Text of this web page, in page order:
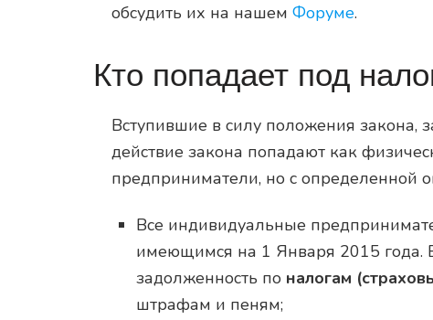
обсудить их на нашем Форуме.
Кто попадает под
Вступившие в силу положения закона,
действие закона попадают как
предприниматели, но с определенной
Все индивидуальные
имеющимся на 1 Января 2015 года.
задолженность по налогам
штрафам и пеням;